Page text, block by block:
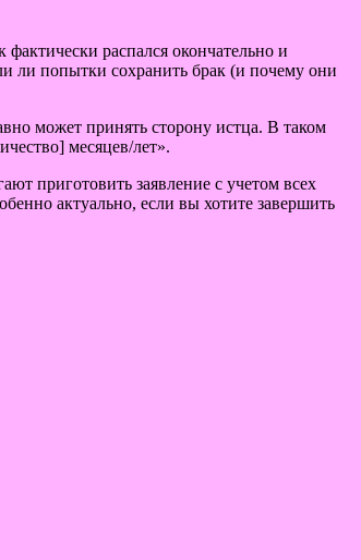
распался окончательно и
ли попытки сохранить брак (и почему они
может принять сторону истца. В таком
месяцев/лет».
приготовить заявление с учетом всех
актуально, если вы хотите завершить